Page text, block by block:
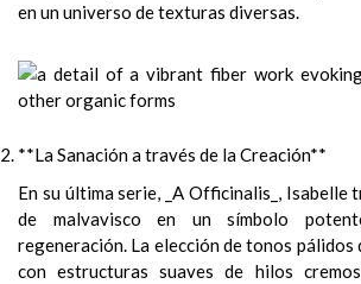
en un universo de texturas diversas.
**La Sanación a través de la Creación**
En su última serie, _A Officinalis_, Isabelle
de malvavisco en un símbolo
regeneración. La elección de tonos pálidos
con estructuras suaves de hilos